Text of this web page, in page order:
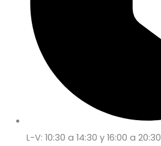
L-V: 10:30 a 14:30 y 16:00 a 20:30